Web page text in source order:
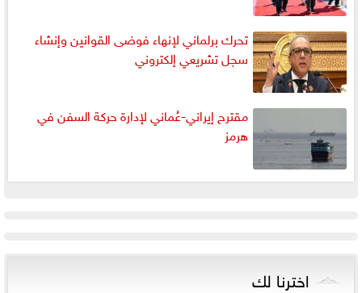
تحرك برلماني لإنهاء فوضى القوانين وإنشاء
سجل تشريعي إلكتروني
مقترح إيراني-عُماني لإدارة حركة السفن في
هرمز
اخترنا لك